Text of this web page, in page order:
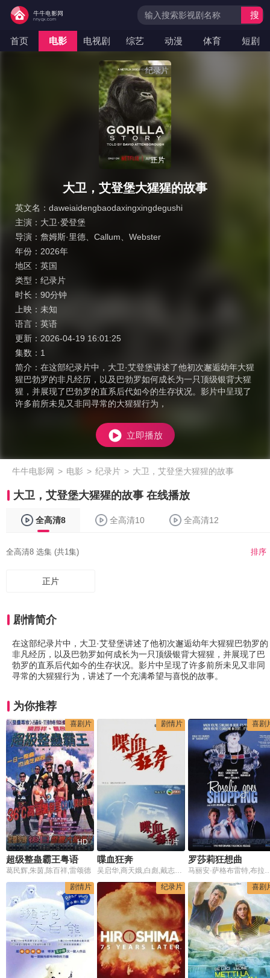
首页 电影 电视剧 综艺 动漫 体育 短剧
搜
纪录片
正片
大卫，艾登堡大猩猩的故事
英文名： daweiaidengbaodaxingxingdegushi
主演： 大卫·爱登堡
导演： 詹姆斯·里德 Callum
Webster
年份： 2026年
地区： 英国
类型： 纪录片
时长： 90分钟
上映： 未知
语言： 英语
更新： 2026-04-19 16:01:25
集数： 1
简介： 在这部纪录片中，大卫·艾登堡讲述了他初次邂逅幼年大猩
猩巴勃罗的非凡经历，以及巴勃罗如何成长为一只顶级银背大猩
猩，并展现了巴勃罗的直系后代如今的生存状况。影片中呈现了
许多前所未见又非同寻常的大猩猩行为，
立即播放
牛牛电影网 > 电影 > 纪录片 > 大卫，艾登堡大猩猩的故事
大卫，艾登堡大猩猩的故事 在线播放
全高清8 全高清10 全高清12
全高清8 选集 (共1集) 排序
正片
剧情简介
在这部纪录片中，大卫·艾登堡讲述了他初次邂逅幼年大猩猩巴勃罗的
非凡经历，以及巴勃罗如何成长为一只顶级银背大猩猩，并展现了巴
勃罗的直系后代如今的生存状况。影片中呈现了许多前所未见又非同
寻常的大猩猩行为，讲述了一个充满希望与喜悦的故事。
为你推荐
喜剧片
HD
超级整蛊霸王粤语
葛民辉,朱茵,陈百祥,雷颂德
剧情片
正片
喋血狂奔
吴启华,商天娥,白彪,戴志衡,李煌生,吴咏红
喜剧
罗莎莉狂想曲
马丽安·萨格布雷特,布拉德·戴维斯,
剧情片
纪录片 喜剧